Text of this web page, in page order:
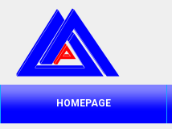
HOMEPAGE